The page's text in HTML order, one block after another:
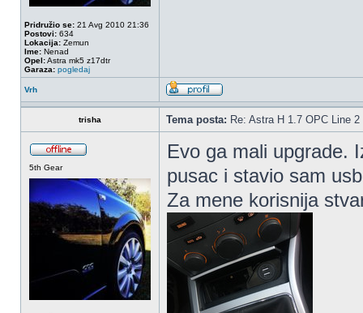
Pridružio se: 21 Avg 2010 21:36
Postovi: 634
Lokacija: Zemun
Ime: Nenad
Opel:Astra mk5 z17dtr
Garaza: pogledaj
Vrh
trisha Tema posta: Re: Astra H 1.7 OPC Line 2
5th Gear
Evo ga mali upgrade.
pusac i stavio sam
Za mene korisnija